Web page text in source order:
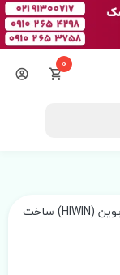
0
واگن عرض 45mm بدون لبه مدل HGH45CA هایوین (HIWIN) ساخت